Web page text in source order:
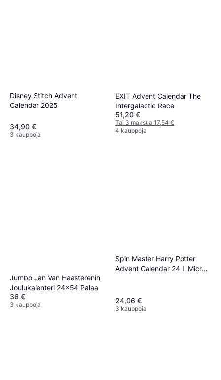
Disney Stitch Advent
Calendar 2025
34,90 €
3 kauppoja
EXIT Advent Calendar The
Intergalactic Race
51,20 €
Tai 3 maksua 17,54 €
4 kauppoja
Jumbo Jan Van Haasterenin
Joulukalenteri 24x54 Palaa
36 €
3 kauppoja
Spin Master Harry Potter
Advent Calendar 24 L Micro
24,06 €
3 kauppoja